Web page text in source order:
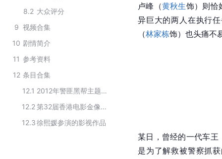
8.2 大众评分
9 视频合集
10 剧情简介
11 参考资料
12 条目合集
12.1
2012年警匪黑帮主题的华语电影
12.2
第32届香港电影金像奖最佳电影提名名单
12.3徐熙媛参演的影视作品
卢峰（黄秋生饰）则恰
异巨大的两人在执行
（林家栋饰）也头痛不
某日，曾经的一代车
是为了解救被警察抓